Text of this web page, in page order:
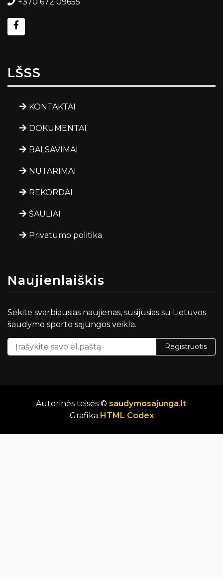
LŠSS
KONTAKTAI
DOKUMENTAI
BALSAVIMAI
NUTARIMAI
REKORDAI
ŠAULIAI
Privatumo politika
Naujienlaiškis
Sekite svarbiausias naujienas, susijusias su Lietuvos
šaudymo sporto sąjungos veikla.
Registruotis
Autorinės teisės © saudymosajunga.lt.
Grafika HTML Codex